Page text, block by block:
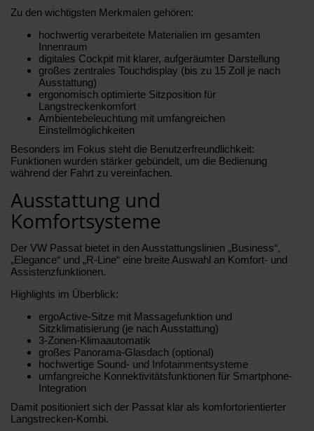
Zu den wichtigsten Merkmalen gehören:
hochwertig verarbeitete Materialien im gesamten
Innenraum
digitales Cockpit mit klarer, aufgeräumter Darstellung
großes zentrales Touchdisplay (bis zu 15 Zoll je nach
Ausstattung)
ergonomisch optimierte Sitzposition für
Langstreckenkomfort
Ambientebeleuchtung mit umfangreichen
Einstellmöglichkeiten
Besonders im Fokus steht die Benutzerfreundlichkeit:
Funktionen wurden stärker gebündelt, um die Bedienung
während der Fahrt zu vereinfachen.
Ausstattung und
Komfortsysteme
Der VW Passat bietet in den Ausstattungslinien „Business“,
„Elegance“ und „R-Line“ eine breite Auswahl an Komfort- und
Assistenzfunktionen.
Highlights im Überblick:
ergoActive-Sitze mit Massagefunktion und
Sitzklimatisierung (je nach Ausstattung)
3-Zonen-Klimaautomatik
großes Panorama-Glasdach (optional)
hochwertige Sound- und Infotainmentsysteme
umfangreiche Konnektivitätsfunktionen für Smartphone-
Integration
Damit positioniert sich der Passat klar als komfortorientierter
Langstrecken-Kombi.